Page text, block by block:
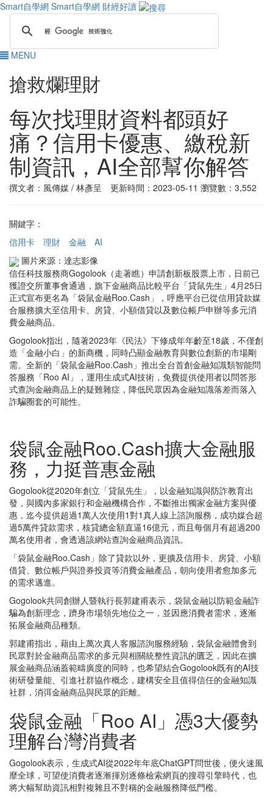
Smart自學網 Smart自學網 財經好讀
MENU
搶救爛理財
每次找理財資料都頭好
痛？信用卡優惠、繳稅新
制資訊，AI全部幫你解答
撰文者：風傳媒 / 林彥呈 更新時間：2023-05-11 瀏覽數：3,552
關鍵字：
信用卡
理財 金融
AI
圖片來源：達志影像
信任科技服務商Gogolook（走著瞧）申請創新板股票上市，日前已
獲證交所董事會通過，旗下金融商品比較平台「貸鼠先生」4月25日
正式宣布更名為「袋鼠金融Roo.Cash」，呼應平台已從信用貸款媒
合服務擴大至信用卡、房貸、小額借貸以及數位帳戶申辦等多元消
費金融商品。
Gogolook指出，隨著2023年《民法》下修成年年齡至18歲，不僅創
造「金融小白」的新商機，同時凸顯金融教育與數位創新的市場剛
需。全新的「袋鼠金融Roo.Cash」推出全台首創金融知識類智能問
答服務「Roo AI」，運用生成式AI技術，免費提供使用者以問答形
式查詢金融商品上的疑難雜症，降低民眾因為金融知識落差而落入
詐騙圈套的可能性。
袋鼠金融Roo.Cash擴大金融服
務，力挺普惠金融
Gogolook從2020年創立「貸鼠先生」，以金融知識與防詐教育出
發，與國內多家銀行和金融機構合作，不斷推出獨家金融方案與優
惠，迄今提供超過1萬人次使用1對1真人線上諮詢服務，成功媒合超
過5萬件貸款需求，核貸總金額直逼16億元，而且每個月有超過200
萬名使用者，會透過該網站查詢金融商品資訊。
「袋鼠金融Roo.Cash」除了貸款以外，更擴及信用卡、房貸、小額
借貸、數位帳戶與證券投資等消費金融產品，朝向使用者愈加多元
的需求邁進。
Gogolook共同創辦人暨執行長郭建甫表示，袋鼠金融以防範金融詐
騙為創新理念，躋身市場領先地位之一，並因應消費者需求，逐漸
拓展金融商品種類。
郭建甫指出，藉由上萬次真人客服諮詢服務經驗，袋鼠金融體會到
民眾對於金融商品需求的多元與相關統整性資訊的匱乏，因此在擴
展金融商品涵蓋範疇廣度的同時，也希望結合Gogolook既有的AI技
術研發量能、引進社群協作概念，建構安全且值得信任的金融知識
社群，消弭金融商品與民眾的距離。
袋鼠金融「Roo AI」憑3大優勢
理解台灣消費者
Gogolook表示，生成式AI從2022年年底ChatGPT問世後，便火速風
靡全球，可望使消費者逐漸揮別逐條檢索網頁的搜尋引擎時代，也
將大幅幫助資訊相對複雜且不對稱的金融服務降低門檻。